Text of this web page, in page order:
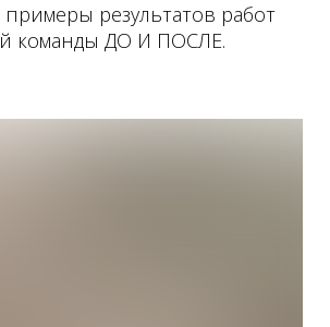
результатов работ
команды ДО И ПОСЛЕ.